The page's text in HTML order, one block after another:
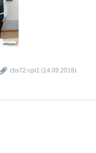
cbs72-cpi1 (14.09.2016)